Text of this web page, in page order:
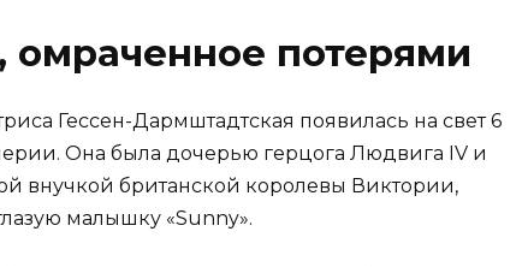
омраченное потерями
Гессен-Дармштадтская появилась на свет 6
Она была дочерью герцога Людвига IV и
внучкой британской королевы Виктории,
малышку «Sunny».